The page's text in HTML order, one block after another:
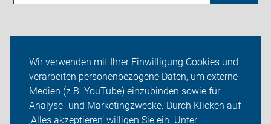
Wir verwenden mit Ihrer Einwilligung Cookies und
verarbeiten personenbezogene Daten, um externe
Medien (z.B. YouTube) einzubinden sowie für
Analyse- und Marketingzwecke. Durch Klicken auf
‚Alles akzeptieren‘ willigen Sie ein. Unter
ADFC Limburg-Weilburg
Sei dabei